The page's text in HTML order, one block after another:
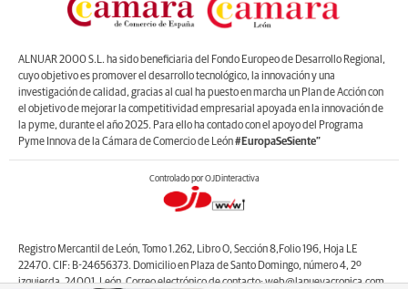
ALNUAR 2000 S.L. ha sido beneficiaria del Fondo Europeo de Desarrollo Regional,
cuyo objetivo es promover el desarrollo tecnológico, la innovación y una
investigación de calidad, gracias al cual ha puesto en marcha un Plan de Acción con
el objetivo de mejorar la competitividad empresarial apoyada en la innovación de
la pyme, durante el año 2025. Para ello ha contado con el apoyo del Programa
Pyme Innova de la Cámara de Comercio de León#EuropaSeSiente”
Controlado por OJDinteractiva
Registro Mercantil de León, Tomo 1.262, Libro O, Sección 8,Folio 196, Hoja LE
22470. CIF: B-24656373. Domicilio en Plaza de Santo Domingo, número 4, 2º
izquierda, 24001, León. Correo electrónico de contacto: web@lanuevacronica.com.